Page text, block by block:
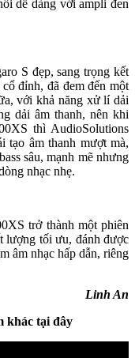
dễ dàng với ampli đen
S đẹp, sang trọng kết
đỉnh, đã đem đến một
với khả năng xử lí dải
dải âm thanh, nên khi
thì AudioSolutions
tạo âm thanh mượt mà,
sâu, mạnh mẽ nhưng
nhạc nhẹ.
trở thành một phiên
lượng tối ưu, đánh được
âm nhạc hấp dẫn, riêng
Linh An
khác tại đây